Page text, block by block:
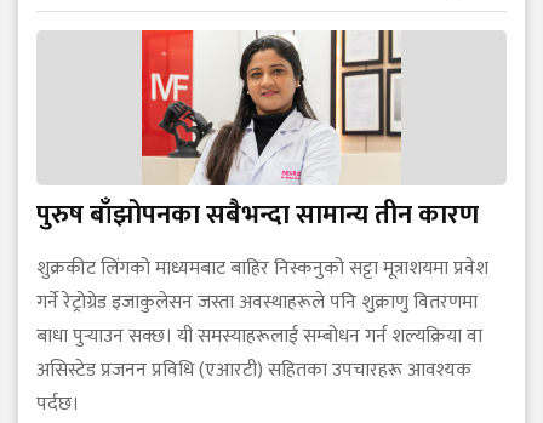
पुरुष बाँझोपनका सबैभन्दा सामान्य तीन कारण
शुक्रकीट लिंगको माध्यमबाट बाहिर निस्कनुको सट्टा मूत्राशयमा प्रवेश
गर्ने रेट्रोग्रेड इजाकुलेसन जस्ता अवस्थाहरूले पनि शुक्राणु वितरणमा
बाधा पुर्‍याउन सक्छ। यी समस्याहरूलाई सम्बोधन गर्न शल्यक्रिया वा
असिस्टेड प्रजनन प्रविधि (एआरटी) सहितका उपचारहरू आवश्यक
पर्दछ।